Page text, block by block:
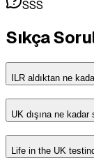
SSS
Sıkça
ILR aldıktan ne
UK dışına ne kadar
Life in the UK